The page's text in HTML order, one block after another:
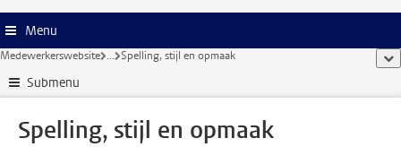
Menu
Medewerkerswebsite ... Spelling, stijl en opmaak
Submenu
Spelling, stijl en opmaak